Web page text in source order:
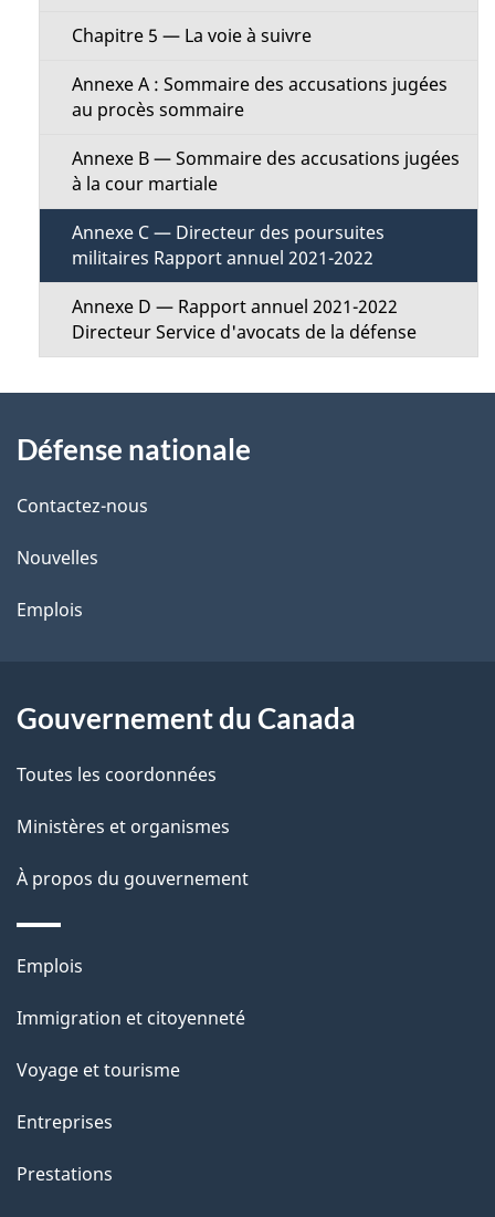
Chapitre 5 — La voie à suivre
Annexe A : Sommaire des accusations jugées
au procès sommaire
Annexe B — Sommaire des accusations jugées
à la cour martiale
Annexe C — Directeur des poursuites
militaires Rapport annuel 2021-2022
Annexe D — Rapport annuel 2021-2022
Directeur Service d'avocats de la défense
propos
de
ce
site
Défense nationale
Contactez-nous
Nouvelles
Emplois
Gouvernement du Canada
Toutes les coordonnées
Ministères et organismes
À propos du gouvernement
Thèmes
sujets
Emplois
Immigration et citoyenneté
Voyage et tourisme
Entreprises
Prestations